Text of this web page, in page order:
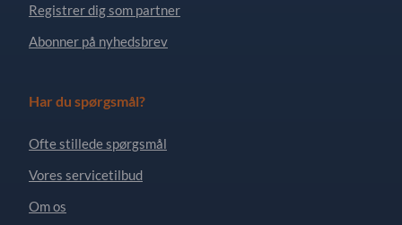
Registrer dig som partner
Abonner på nyhedsbrev
Har du spørgsmål?
Ofte stillede spørgsmål
Vores servicetilbud
Om os